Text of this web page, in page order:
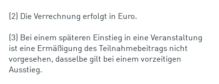
(2) Die Verrechnung erfolgt in Euro.
(3) Bei einem späteren Einstieg in eine Veranstaltung
ist eine Ermäßigung des Teilnahmebeitrags nicht
vorgesehen, dasselbe gilt bei einem vorzeitigen
Ausstieg.